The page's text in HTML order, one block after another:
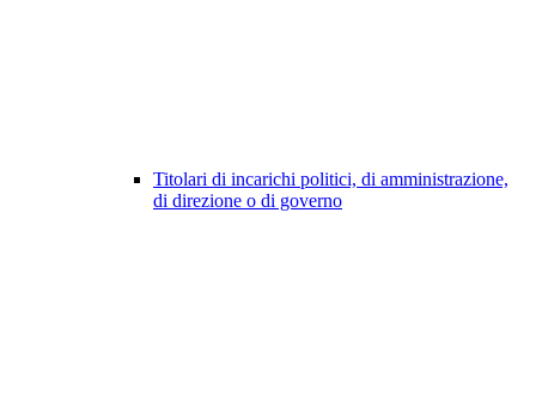
Titolari di incarichi politici, di amministrazione,
di direzione o di governo